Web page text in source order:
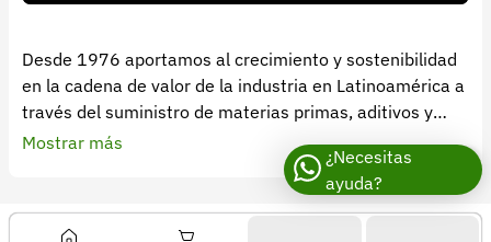
Desde 1976 aportamos al crecimiento y sostenibilidad
en la cadena de valor de la industria en Latinoamérica a
través del suministro de materias primas, aditivos y
soluciones químicas.
DISAN Agro como parte del grupo DISAN, nace en 2004
con el propósito de revolucionar la forma de hacer
Mostrar más
Versión 5.44.0
¿Necesitas
ayuda?